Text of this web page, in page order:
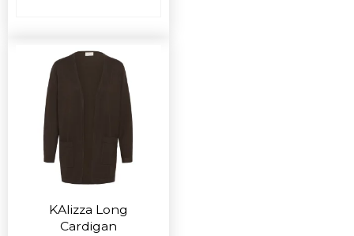
KAlizza Long
Cardigan